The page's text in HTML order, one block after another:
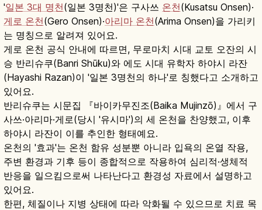
'일본 3대 명천(일본 3명천)'은 구사쓰 온천(Kusatsu Onsen)·
게로 온천(Gero Onsen)·아리마 온천(Arima Onsen)을 가리키
는 명칭으로 알려져 있어요.
게로 온천 공식 안내에 따르면, 무로마치 시대 교토 오잔의 시
승 반리슈쿠(Banri Shūku)와 에도 시대 유학자 하야시 라잔
(Hayashi Razan)이 '일본 3명천의 하나'로 칭했다고 소개하고
있어요.
반리슈쿠는 시문집 『바이카무진조(Baika Mujinzō)』에서 구
사쓰·아리마·게로(당시 '유시마')의 세 온천을 찬양했고, 이후
하야시 라잔이 이를 추인한 형태예요.
온천의 '효과'는 온천 함유 성분뿐 아니라 입욕의 온열 작용,
주변 환경과 기후 등이 종합적으로 작용하여 심리적·생체적
반응을 일으킴으로써 나타난다고 환경성 자료에서 설명하고
있어요.
한편, 체질이나 지병 상태에 따라 악화될 수 있으므로 치료 목